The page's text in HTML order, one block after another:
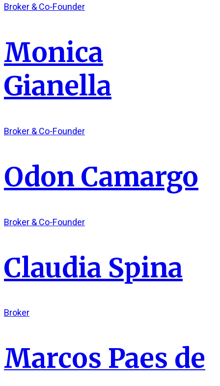
Broker & Co-Founder
Monica
Gianella
Broker & Co-Founder
Odon Camargo
Broker & Co-Founder
Claudia Spina
Broker
Marcos Paes de